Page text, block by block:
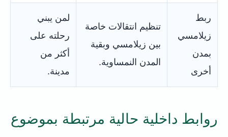
ربط
زيلامسي
بمدن
أخرى
تنظيم انتقالات خاصة
بين زيلامسي وبقية
المدن النمساوية.
لمن يبني
رحلته على
أكثر من
مدينة.
روابط داخلية حالية مرتبطة بموضوع